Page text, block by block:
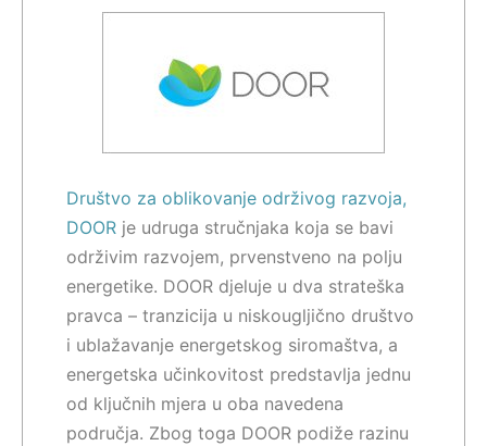
Društvo za oblikovanje održivog razvoja,
DOOR je udruga stručnjaka koja se bavi
održivim razvojem, prvenstveno na polju
energetike. DOOR djeluje u dva strateška
pravca – tranzicija u niskougljično društvo
i ublažavanje energetskog siromaštva, a
energetska učinkovitost predstavlja jednu
od ključnih mjera u oba navedena
područja. Zbog toga DOOR podiže razinu